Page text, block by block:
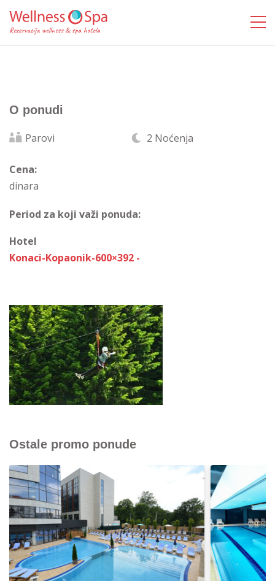
O ponudi
Parovi 2 Noćenja
Cena:
dinara
Period za koji važi ponuda:
Hotel
Konaci-Kopaonik-600×392 -
Ostale promo ponude